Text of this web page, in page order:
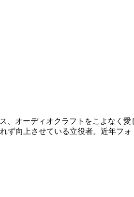
、オーディオクラフトをこよなく
ず向上させている立役者。近年フ